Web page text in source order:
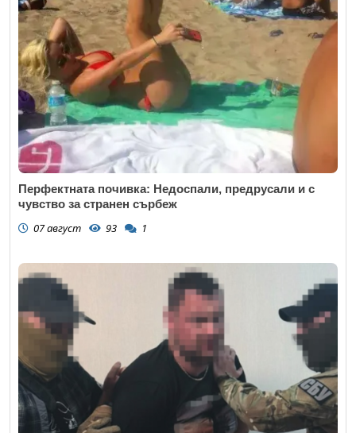
Перфектната почивка: Недоспали, предрусали и с
чувство за странен сърбеж
07 август 93 1